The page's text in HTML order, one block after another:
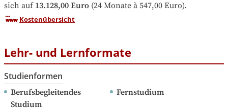
sich auf 13.128,00 Euro (24 Monate à 547,00 Euro).
Kostenübersicht
Lehr- und Lernformate
Studienformen
Berufsbegleitendes
Studium
Fernstudium